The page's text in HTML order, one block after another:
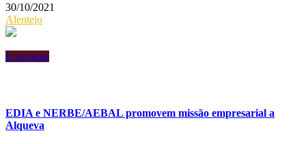
30/10/2021
Alentejo
Economia
EDIA e NERBE/AEBAL promovem missão empresarial a
Alqueva